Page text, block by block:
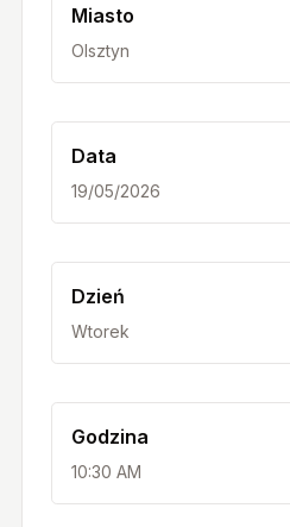
Miasto
Olsztyn
Data
19/05/2026
Dzień
Wtorek
Godzina
10:30 AM